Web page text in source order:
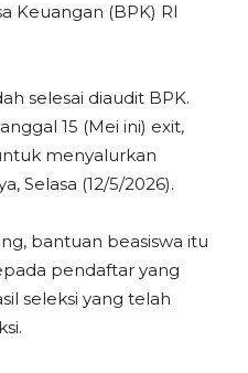
Keuangan (BPK) RI
selesai diaudit BPK.
15 (Mei ini) exit,
menyalurkan
Selasa (12/5/2026).
bantuan beasiswa itu
pendaftar yang
seleksi yang telah